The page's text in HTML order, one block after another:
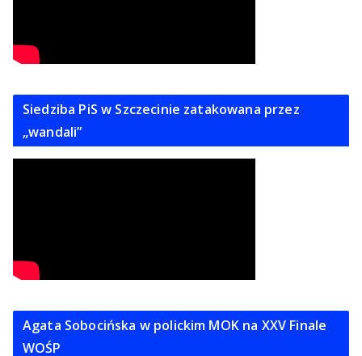
Siedziba PiS w Szczecinie zatakowana przez
„wandali”
Agata Sobocińska w polickim MOK na XXV Finale
WOŚP